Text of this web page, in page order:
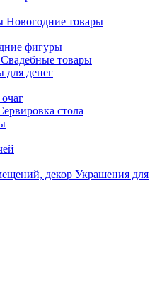
Новогодние товары
фигуры
Свадебные товары
для денег
стола
Украшения для